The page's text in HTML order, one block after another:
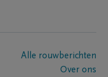
Alle rouwberichten
Over ons